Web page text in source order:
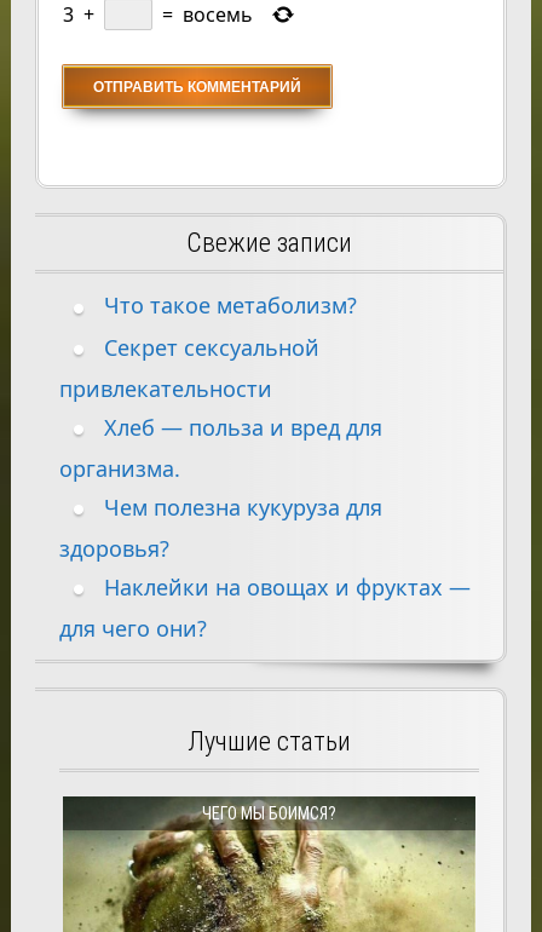
3 + = восемь
Свежие записи
Что такое метаболизм?
Секрет сексуальной
привлекательности
Хлеб — польза и вред для
организма.
Чем полезна кукуруза для
здоровья?
Наклейки на овощах и фруктах —
для чего они?
Лучшие статьи
ЧЕГО МЫ БОИМСЯ?